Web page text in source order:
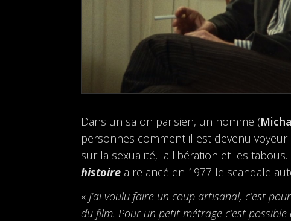
Dans un salon parisien, un homme (
personnes comment il est devenu voyeur
sur la sexualité, la libération et les
histoire a relancé en 1977 le scandale
« J’ai voulu faire un coup artisanal, c’est
du film. Pour un petit métrage c’est